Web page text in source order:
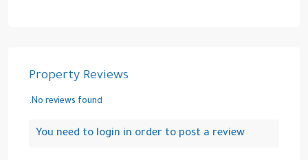
Property Reviews
No reviews found.
You need to login in order to post a review